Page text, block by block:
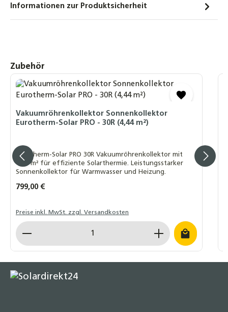
4,80 €
Vakuumröhrenkollektor Sonnenkollektor
Eurotherm-Solar PRO - 30R (4,44 m²) Black
Line
799,00 €
65,90 €
mm Teilgewinde TX40 A2 Edelstahl rostfrei
Dachhaken Edelstahl für Biberschwanz
Informationen zur Produktsicherheit
Produktgalerie überspringen
Zubehör
Vakuumröhrenkollektor Sonnenkollektor
Eurotherm-Solar PRO - 30R (4,44 m²)
Eurotherm-Solar PRO 30R Vakuumröhrenkollektor mit
4,44 m² für effiziente Solarthermie. Leistungsstarker
Sonnenkollektor für Warmwasser und Heizung.
Regulärer Preis:
799,00 €
Preise inkl. MwSt. zzgl. Versandkosten
Produkt Anzahl: Gib den gewünschten Wert